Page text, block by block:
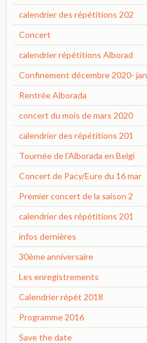
calendrier des répétitions 202
Concert
calendrier répétitions Alborad
Confinement décembre 2020- jan
Rentrée Alborada
concert du mois de mars 2020
calendrier des répétitions 201
Tournée de l'Alborada en Belgi
Concert de Pacy/Eure du 16 mar
Premier concert de la saison 2
calendrier des répétitions 201
infos dernières
30ème anniversaire
Les enregistrements
Calendrier répét 2018
Programme 2016
Save the date